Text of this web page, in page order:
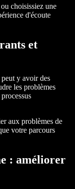
ou choisissiez une
d'écoute
et
y avoir des
les problèmes
aux problèmes de
votre parcours
: améliorer